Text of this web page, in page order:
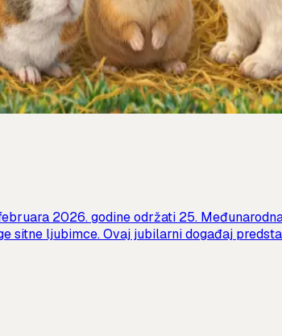
2026. godine održati 25.
sitne ljubimce. Ovaj jubilarni događaj